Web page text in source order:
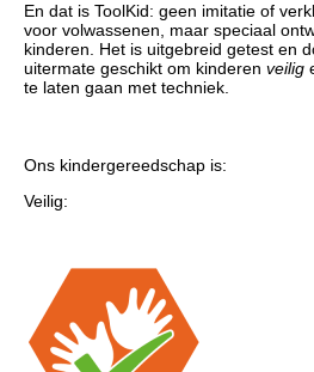
En dat is ToolKid: geen imitatie of
voor volwassenen, maar speciaal
kinderen. Het is uitgebreid getest en
uitermate geschikt om kinderen veilig
te laten gaan met techniek.
Ons kindergereedschap is:
Veilig: